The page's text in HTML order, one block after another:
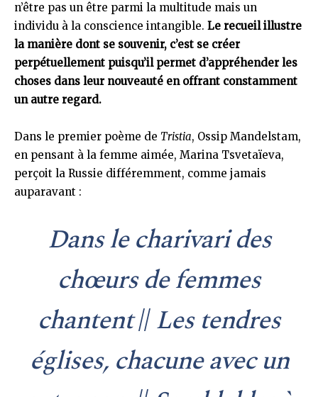
n’être pas un être parmi la multitude mais un
individu à la conscience intangible. Le recueil illustre
la manière dont se souvenir, c’est se créer
perpétuellement puisqu’il permet d’appréhender les
choses dans leur nouveauté en offrant constamment
un autre regard.
Dans le premier poème de Tristia, Ossip Mandelstam,
en pensant à la femme aimée, Marina Tsvetaïeva,
perçoit la Russie différemment, comme jamais
auparavant :
Dans le charivari des
chœurs de femmes
chantent//Les tendres
églises, chacune avec un